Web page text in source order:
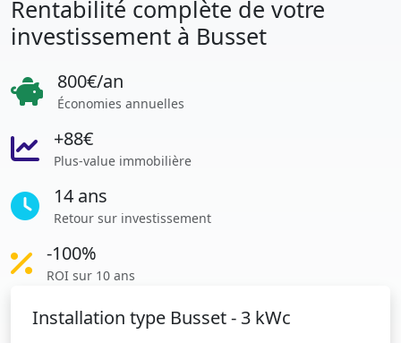
Rentabilité complète de votre
investissement à Busset
800€/an
Économies annuelles
+88€
Plus-value immobilière
14 ans
Retour sur investissement
-100%
ROI sur 10 ans
Installation type Busset - 3 kWc